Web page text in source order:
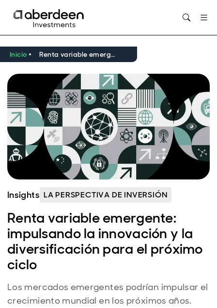
Inicio Renta variable emergente: impulsando la innovación y la diversificación para el próximo ciclo
Insights LA PERSPECTIVA DE INVERSIÓN
Renta variable emergente:
impulsando la innovación y la
diversificación para el próximo
ciclo
Los mercados emergentes podrían impulsar el
crecimiento mundial en los próximos años.